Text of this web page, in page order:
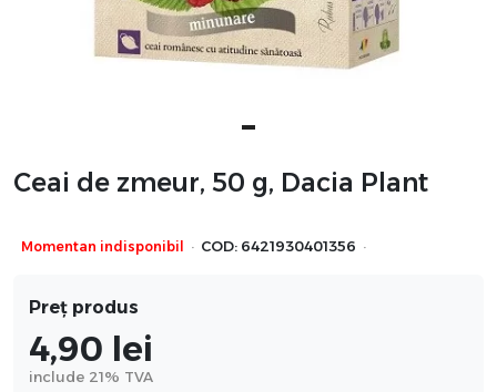
Ceai de zmeur, 50 g, Dacia Plant
Momentan indisponibil · COD: 6421930401356 ·
Preț produs
4,90 lei
include 21% TVA